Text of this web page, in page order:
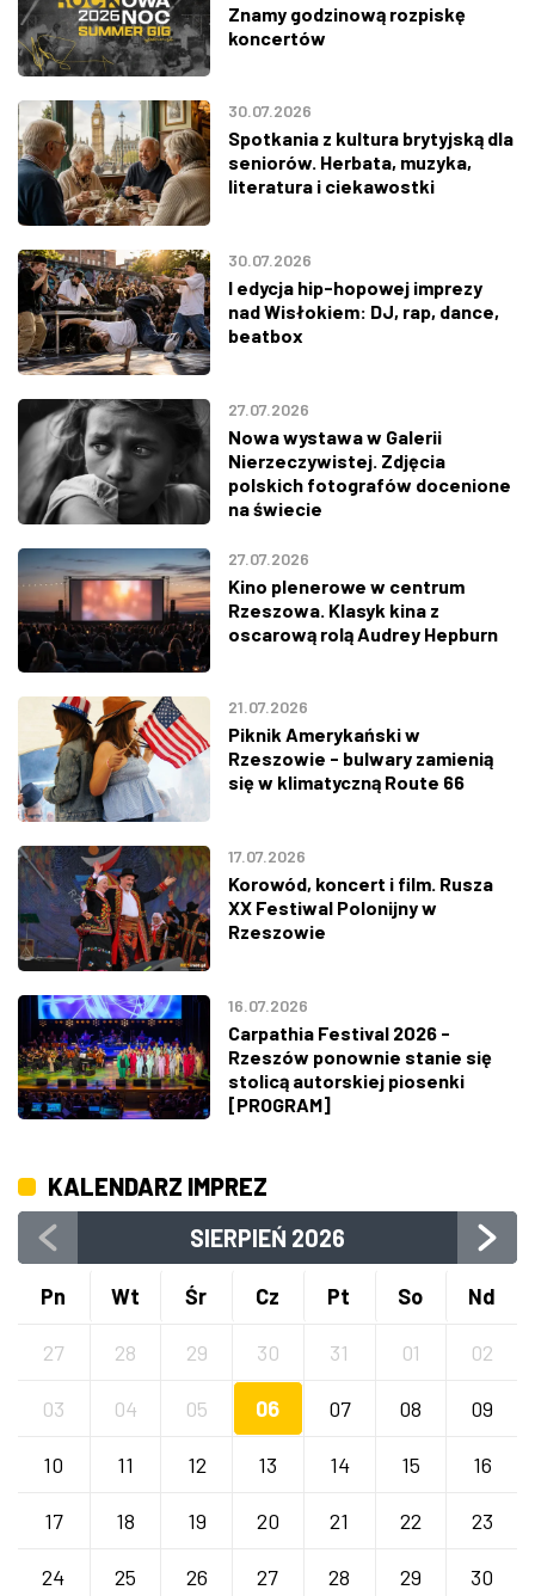
Znamy godzinową rozpiskę
koncertów
30.07.2026
Spotkania z kultura brytyjską dla
seniorów. Herbata, muzyka,
literatura i ciekawostki
30.07.2026
I edycja hip-hopowej imprezy
nad Wisłokiem: DJ, rap, dance,
beatbox
27.07.2026
Nowa wystawa w Galerii
Nierzeczywistej. Zdjęcia
polskich fotografów docenione
na świecie
27.07.2026
Kino plenerowe w centrum
Rzeszowa. Klasyk kina z
oscarową rolą Audrey Hepburn
21.07.2026
Piknik Amerykański w
Rzeszowie - bulwary zamienią
się w klimatyczną Route 66
17.07.2026
Korowód, koncert i film. Rusza
XX Festiwal Polonijny w
Rzeszowie
16.07.2026
Carpathia Festival 2026 -
Rzeszów ponownie stanie się
stolicą autorskiej piosenki
[PROGRAM]
KALENDARZ IMPREZ
SIERPIEŃ 2026
Pn Wt Śr Cz Pt So Nd
27 28 29 30 31 01 02
03 04 05 06 07 08 09
10 11 12 13 14 15 16
17 18 19 20 21 22 23
24 25 26 27 28 29 30